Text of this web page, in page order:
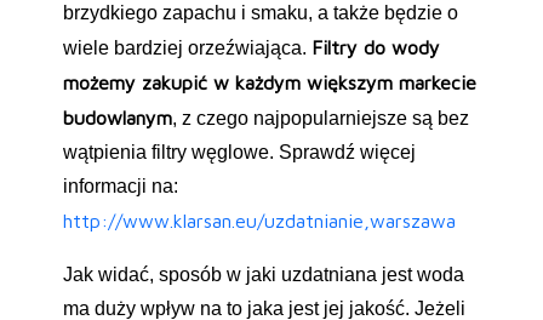
brzydkiego zapachu i smaku, a także będzie o
wiele bardziej orzeźwiająca. Filtry do wody
możemy zakupić w każdym większym markecie
budowlanym, z czego najpopularniejsze są bez
wątpienia filtry węglowe. Sprawdź więcej
informacji na:
http://www.klarsan.eu/uzdatnianie,warszawa
Jak widać, sposób w jaki uzdatniana jest woda
ma duży wpływ na to jaka jest jej jakość. Jeżeli